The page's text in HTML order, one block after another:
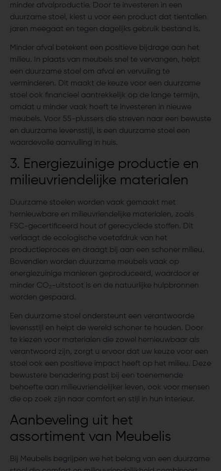
minder afvalproductie. Door te investeren in een
duurzame stoel, kiest u voor een product dat tientallen
jaren meegaat en tegen dagelijks gebruik bestand is.
Minder afval betekent een positieve bijdrage aan het
milieu. In plaats van meubels snel te vervangen, helpt
een duurzame stoel om afval en vervuiling te
verminderen. Dit maakt de keuze voor een duurzame
stoel ook financieel aantrekkelijk op de lange termijn,
omdat u minder vaak hoeft te investeren in nieuwe
meubels. Voor 55-plussers die streven naar een bewuste
en duurzame levensstijl, is een duurzame stoel een
waardevolle aanvulling in huis.
3. Energiezuinige productie en
milieuvriendelijke materialen
Duurzame stoelen worden vaak gemaakt met
hernieuwbare en milieuvriendelijke materialen, zoals
FSC-gecertificeerd hout of gerecyclede stoffen. Dit
verlaagt de ecologische voetafdruk van het
productieproces en draagt bij aan een schoner milieu.
Bovendien worden duurzame meubels vaak op
energiezuinige manieren geproduceerd, waardoor er
minder CO₂-uitstoot is en de natuurlijke hulpbronnen
worden gespaard.
Een duurzame stoel ondersteunt een verantwoorde
levensstijl en helpt de wereld schoner te houden. Door
te kiezen voor materialen die zowel hernieuwbaar als
verantwoord zijn, zorgt u ervoor dat uw keuze voor een
stoel ook een positieve impact heeft op het milieu. Deze
bewustere benadering past bij een toenemende
behoefte aan milieuvriendelijker leven, ook voor mensen
die op zoek zijn naar comfort en stijl in hun interieur.
Aanbeveling uit het
assortiment van Meubelis
Bij Meubelis begrijpen we het belang van een duurzame